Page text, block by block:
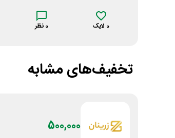
0 لایک 0 نظر
تخفیف‌های مشابه
500,000